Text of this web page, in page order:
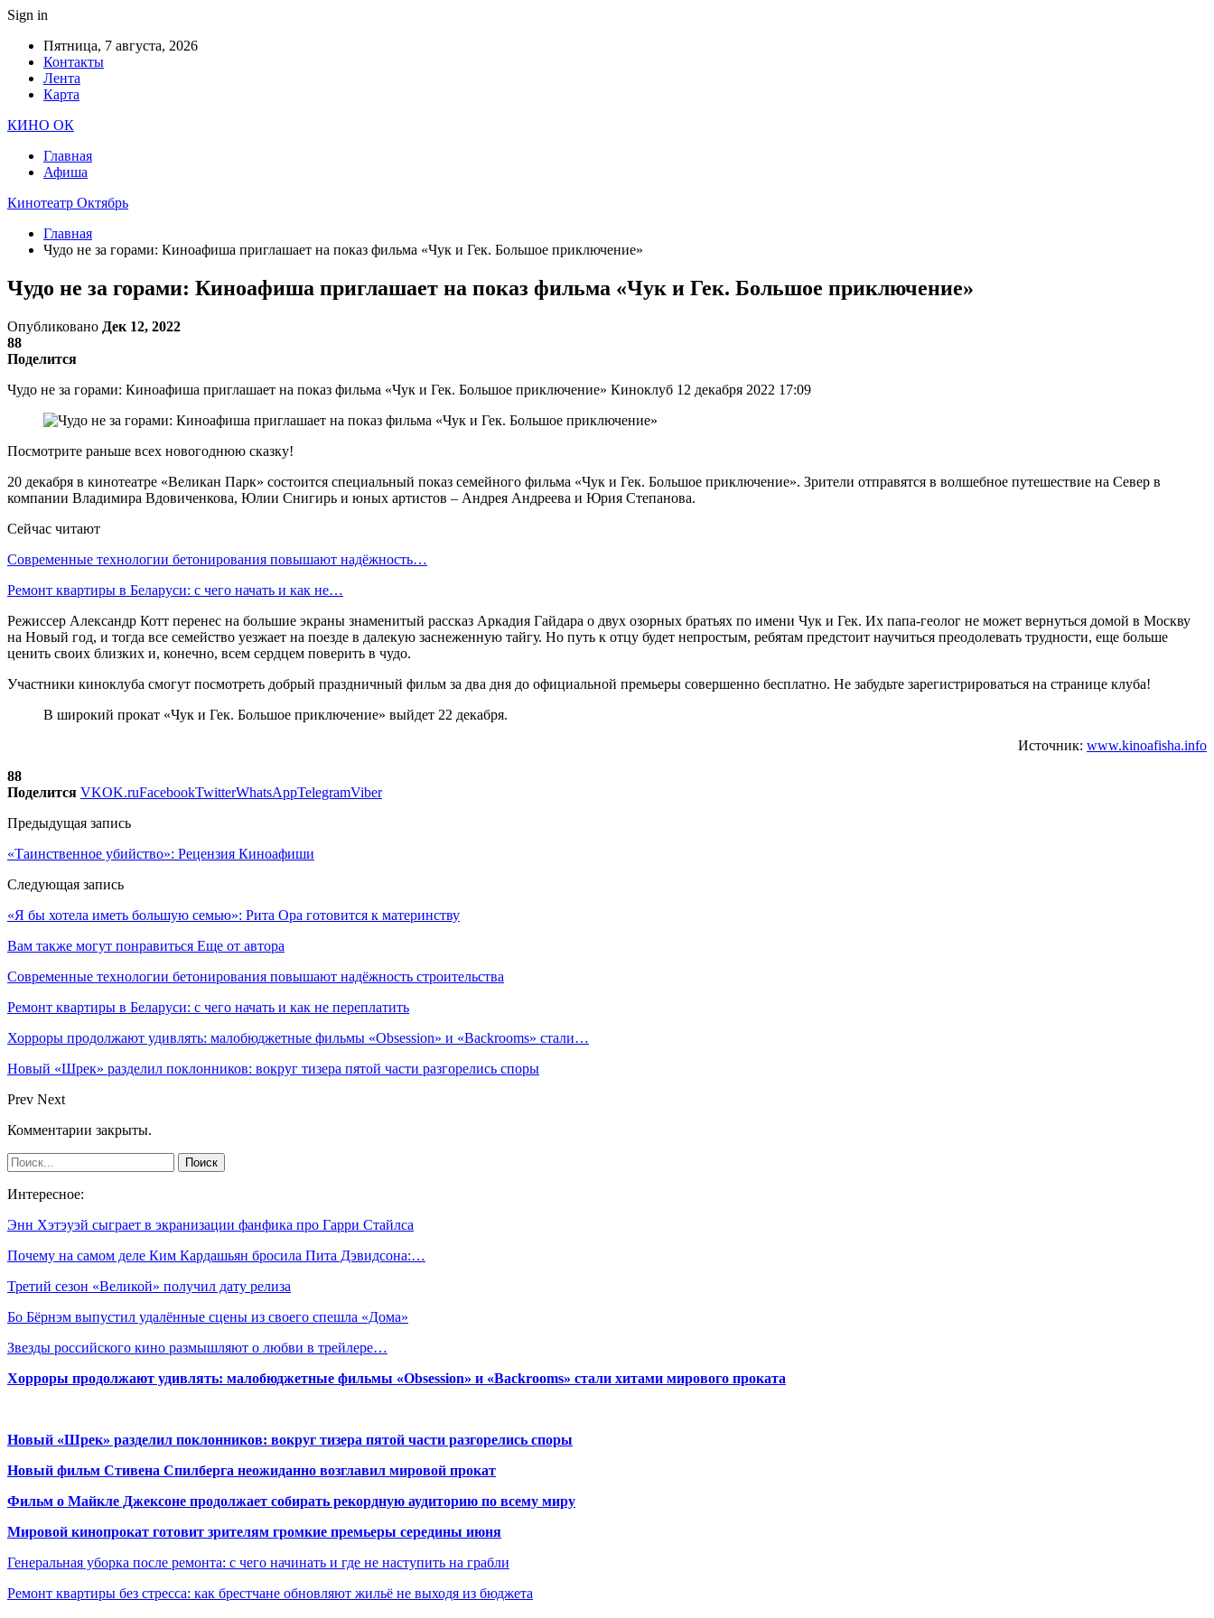
Sign in
Пятница, 7 августа, 2026
Контакты
Лента
Карта
КИНО ОК
Главная
Афиша
Кинотеатр Октябрь
Главная
Чудо не за горами: Киноафиша приглашает на показ фильма «Чук и Гек. Большое приключение»
Чудо не за горами: Киноафиша приглашает на показ фильма «Чук и Гек. Большое приключение»
Опубликовано Дек 12, 2022
88
Поделится
Чудо не за горами: Киноафиша приглашает на показ фильма «Чук и Гек. Большое приключение» Киноклуб 12 декабря 2022 17:09
Посмотрите раньше всех новогоднюю сказку!
20 декабря в кинотеатре «Великан Парк» состоится специальный показ семейного фильма «Чук и Гек. Большое приключение». Зрители отправятся в волшебное путешествие на Север в
компании Владимира Вдовиченкова, Юлии Снигирь и юных артистов – Андрея Андреева и Юрия Степанова.
Сейчас читают
Современные технологии бетонирования повышают надёжность…
Ремонт квартиры в Беларуси: с чего начать и как не…
Режиссер Александр Котт перенес на большие экраны знаменитый рассказ Аркадия Гайдара о двух озорных братьях по имени Чук и Гек. Их папа-геолог не может вернуться домой в Москву
на Новый год, и тогда все семейство уезжает на поезде в далекую заснеженную тайгу. Но путь к отцу будет непростым, ребятам предстоит научиться преодолевать трудности, еще больше
ценить своих близких и, конечно, всем сердцем поверить в чудо.
Участники киноклуба смогут посмотреть добрый праздничный фильм за два дня до официальной премьеры совершенно бесплатно. Не забудьте зарегистрироваться на странице клуба!
В широкий прокат «Чук и Гек. Большое приключение» выйдет 22 декабря.
Источник: www.kinoafisha.info
88
Поделится VKOK.ruFacebookTwitterWhatsAppTelegramViber
Предыдущая запись
«Таинственное убийство»: Рецензия Киноафиши
Следующая запись
«Я бы хотела иметь большую семью»: Рита Ора готовится к материнству
Вам также могут понравиться Еще от автора
Современные технологии бетонирования повышают надёжность строительства
Ремонт квартиры в Беларуси: с чего начать и как не переплатить
Хорроры продолжают удивлять: малобюджетные фильмы «Obsession» и «Backrooms» стали…
Новый «Шрек» разделил поклонников: вокруг тизера пятой части разгорелись споры
Prev Next
Комментарии закрыты.
Интересное:
Энн Хэтэуэй сыграет в экранизации фанфика про Гарри Стайлса
Почему на самом деле Ким Кардашьян бросила Пита Дэвидсона:…
Третий сезон «Великой» получил дату релиза
Бо Бёрнэм выпустил удалённые сцены из своего спешла «Дома»
Звезды российского кино размышляют о любви в трейлере…
Хорроры продолжают удивлять: малобюджетные фильмы «Obsession» и «Backrooms» стали хитами мирового проката
Новый «Шрек» разделил поклонников: вокруг тизера пятой части разгорелись споры
Новый фильм Стивена Спилберга неожиданно возглавил мировой прокат
Фильм о Майкле Джексоне продолжает собирать рекордную аудиторию по всему миру
Мировой кинопрокат готовит зрителям громкие премьеры середины июня
Генеральная уборка после ремонта: с чего начинать и где не наступить на грабли
Ремонт квартиры без стресса: как брестчане обновляют жильё не выходя из бюджета